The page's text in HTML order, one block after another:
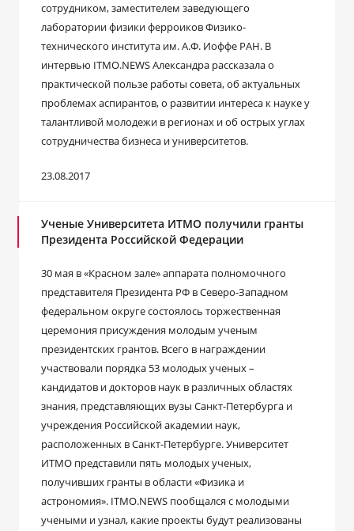
сотрудником, заместителем заведующего
лаборатории физики ферроиков Физико-
технического института им. А.Ф. Иоффе РАН. В
интервью ITMO.NEWS Александра рассказала о
практической пользе работы совета, об актуальных
проблемах аспирантов, о развитии интереса к науке у
талантливой молодежи в регионах и об острых углах
сотрудничества бизнеса и университетов.
23.08.2017
Ученые Университета ИТМО получили гранты
Президента Российской Федерации
30 мая в «Красном зале» аппарата полномочного
представителя Президента РФ в Северо-Западном
федеральном округе состоялось торжественная
церемония присуждения молодым ученым
президентских грантов. Всего в награждении
участвовали порядка 53 молодых ученых –
кандидатов и докторов наук в различных областях
знания, представляющих вузы Санкт-Петербурга и
учреждения Российской академии наук,
расположенных в Санкт-Петербурге. Университет
ИТМО представили пять молодых ученых,
получивших гранты в области «Физика и
астрономия». ITMO.NEWS пообщался с молодыми
учеными и узнал, какие проекты будут реализованы